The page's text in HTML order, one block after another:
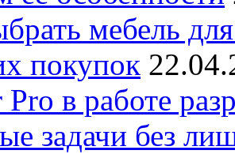
мебель
покупок
в работе
задачи без